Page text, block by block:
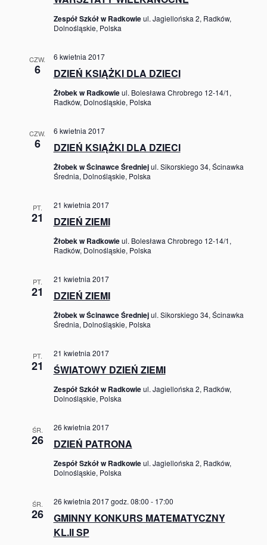
Zespół Szkół w Radkowieul. Jagiellońska 2, Radków,
Dolnośląskie, Polska
CZW.
6 DZIEŃ KSIĄŻKI DLA DZIECI
6 kwietnia 2017
Żłobek w Radkowieul. Bolesława Chrobrego 12-14/1,
Radków, Dolnośląskie, Polska
CZW.
6 DZIEŃ KSIĄŻKI DLA DZIECI
6 kwietnia 2017
Żłobek w Ścinawce Średniejul. Sikorskiego 34, Ścinawka
Średnia, Dolnośląskie, Polska
PT.
21 DZIEŃ ZIEMI
21 kwietnia 2017
Żłobek w Radkowieul. Bolesława Chrobrego 12-14/1,
Radków, Dolnośląskie, Polska
PT.
21 DZIEŃ ZIEMI
21 kwietnia 2017
Żłobek w Ścinawce Średniejul. Sikorskiego 34, Ścinawka
Średnia, Dolnośląskie, Polska
PT.
21 ŚWIATOWY DZIEŃ ZIEMI
21 kwietnia 2017
Zespół Szkół w Radkowieul. Jagiellońska 2, Radków,
Dolnośląskie, Polska
ŚR.
26 DZIEŃ PATRONA
26 kwietnia 2017
Zespół Szkół w Radkowieul. Jagiellońska 2, Radków,
Dolnośląskie, Polska
ŚR.
26
GMINNY KONKURS MATEMATYCZNY
KL.II SP
26 kwietnia 2017 godz. 08:00 - 17:00